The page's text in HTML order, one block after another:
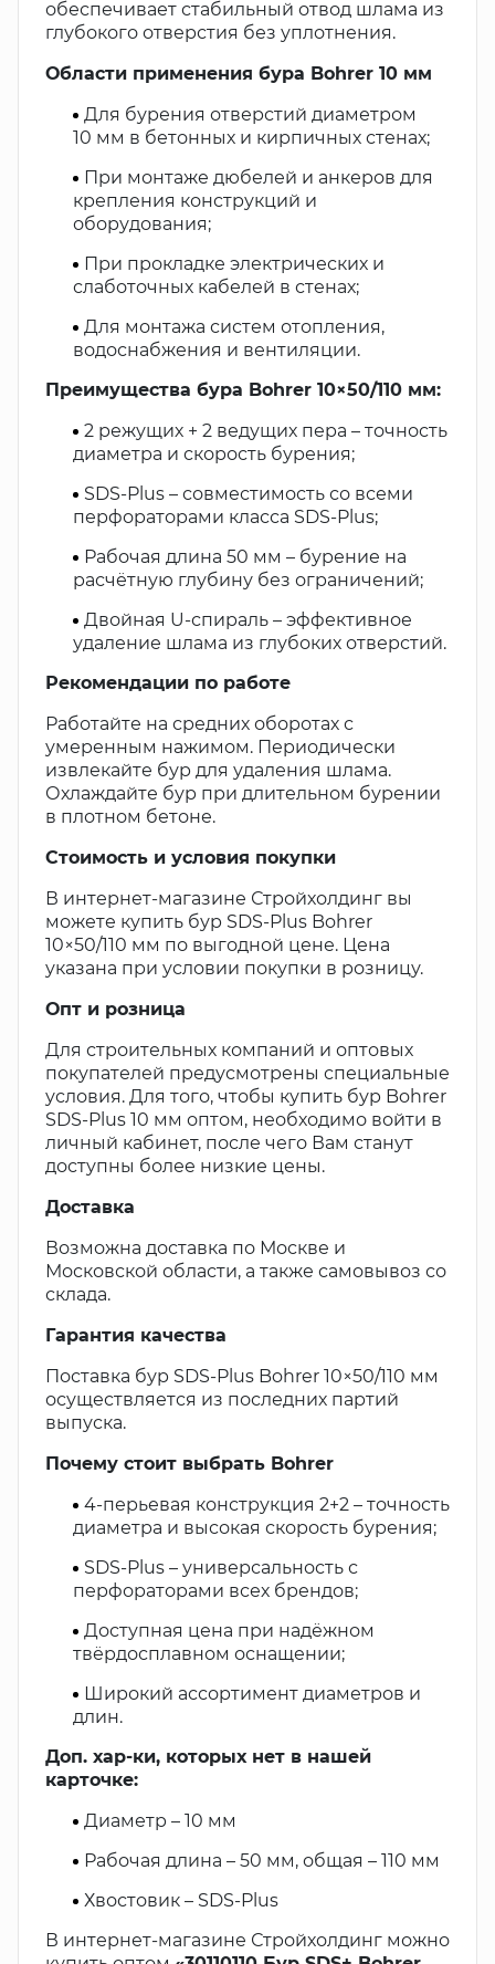
обеспечивает стабильный отвод шлама из
глубокого отверстия без уплотнения.
Области применения бура Bohrer 10 мм
Для бурения отверстий диаметром
10 мм в бетонных и кирпичных стенах;
При монтаже дюбелей и анкеров для
крепления конструкций и
оборудования;
При прокладке электрических и
слаботочных кабелей в стенах;
Для монтажа систем отопления,
водоснабжения и вентиляции.
Преимущества бура Bohrer 10×50/110 мм:
2 режущих + 2 ведущих пера – точность
диаметра и скорость бурения;
SDS-Plus – совместимость со всеми
перфораторами класса SDS-Plus;
Рабочая длина 50 мм – бурение на
расчётную глубину без ограничений;
Двойная U-спираль – эффективное
удаление шлама из глубоких отверстий.
Рекомендации по работе
Работайте на средних оборотах с
умеренным нажимом. Периодически
извлекайте бур для удаления шлама.
Охлаждайте бур при длительном бурении
в плотном бетоне.
Стоимость и условия покупки
В интернет-магазине Стройхолдинг вы
можете купить бур SDS-Plus Bohrer
10×50/110 мм по выгодной цене. Цена
указана при условии покупки в розницу.
Опт и розница
Для строительных компаний и оптовых
покупателей предусмотрены специальные
условия. Для того, чтобы купить бур Bohrer
SDS-Plus 10 мм оптом, необходимо войти в
личный кабинет, после чего Вам станут
доступны более низкие цены.
Доставка
Возможна доставка по Москве и
Московской области, а также самовывоз со
склада.
Гарантия качества
Поставка бур SDS-Plus Bohrer 10×50/110 мм
осуществляется из последних партий
выпуска.
Почему стоит выбрать Bohrer
4-перьевая конструкция 2+2 – точность
диаметра и высокая скорость бурения;
SDS-Plus – универсальность с
перфораторами всех брендов;
Доступная цена при надёжном
твёрдосплавном оснащении;
Широкий ассортимент диаметров и
длин.
Доп. хар-ки, которых нет в нашей
карточке:
Диаметр – 10 мм
Рабочая длина – 50 мм, общая – 110 мм
Хвостовик – SDS-Plus
В интернет-магазине Стройхолдинг можно